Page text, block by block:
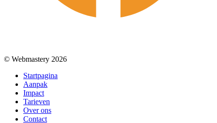
© Webmastery 2026
Startpagina
Aanpak
Impact
Tarieven
Over ons
Contact